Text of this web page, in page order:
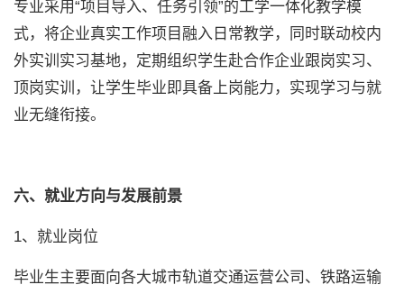
专业采用“项目导入、任务引领”的工学一体化教学模
式，将企业真实工作项目融入日常教学，同时联动校内
外实训实习基地，定期组织学生赴合作企业跟岗实习、
顶岗实训，让学生毕业即具备上岗能力，实现学习与就
业无缝衔接。
六、就业方向与发展前景
1、就业岗位
毕业生主要面向各大城市轨道交通运营公司、铁路运输